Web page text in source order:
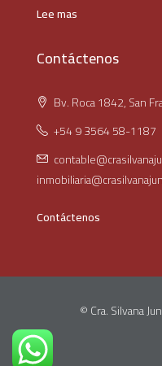
Lee mas
Contáctenos
Bv. Roca 1842, San
+54 9 3564 58-1187
Contáctenos
© Cra. Silvana